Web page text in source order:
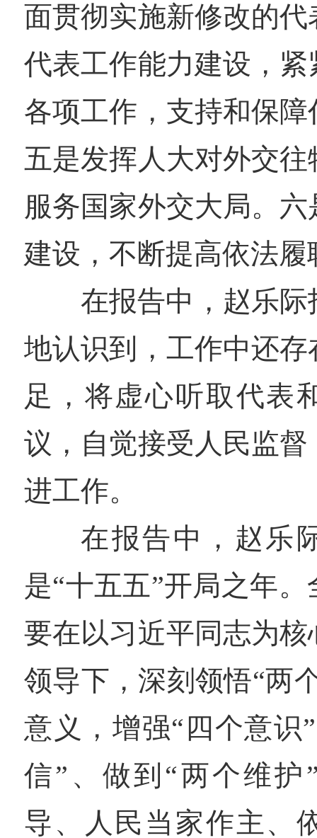
面贯彻实施新修改的
代表工作能力建设，
各项工作，支持和保
五是发挥人大对外交
服务国家外交大局。
建设，不断提高依法
在报告中，赵乐
地认识到，工作中还
足，将虚心听取代表
议，自觉接受人民监
进工作。
在报告中，赵乐
是“十五五”开局之年
要在以习近平同志为
领导下，深刻领悟“两
意义，增强“四个意识
信”、做到“两个维护
导、人民当家作主、